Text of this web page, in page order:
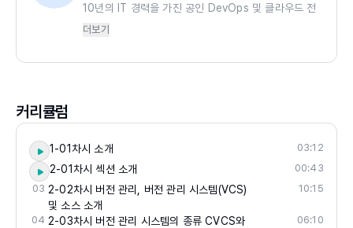
10년의 IT 경력을 가진 공인 DevOps 및 클라우드 전
문가. OS, 소스 코드 관리, 빌드 및 릴리스 도구, 지속
니터링, 로깅 도구, 퍼블릭/프라이빗 클라우드와 같은
⌈Automation with Puppet 5⌋, ⌈Automation
with Ansible⌋ 제목의 IT 자동화 관련 서적을 집필했
도 했다.
더보기
커리큘럼
1-01차시 소개 03:12
2-01차시 섹션 소개
00:43
03 2-02차시 버전 관리, 버전 관리 시스템(VCS)
및 소스 소개
10:15
04 2-03차시 버전 관리 시스템의 종류 CVCS와
06:10